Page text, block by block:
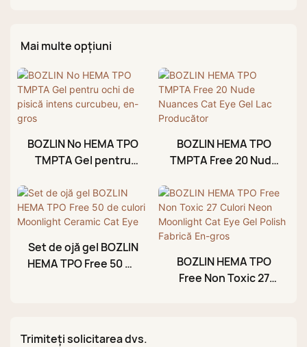
Mai multe opțiuni
BOZLIN No HEMA TPO
TMPTA Gel pentru
curcubeu, en-gros
BOZLIN HEMA TPO
TMPTA Free 20 Nude
Lac Producător
Set de ojă gel BOZLIN
HEMA TPO Free 50 de
BOZLIN HEMA TPO
Free Non Toxic 27
Trimiteți solicitarea dvs.